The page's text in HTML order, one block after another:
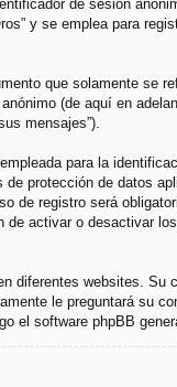
de sesión
y se emplea para
que solamente se
(de aquí en
mensajes”).
para la
protección de datos
de registro será
activar o desactivar
diferentes websites. Su
le preguntará su
software phpBB